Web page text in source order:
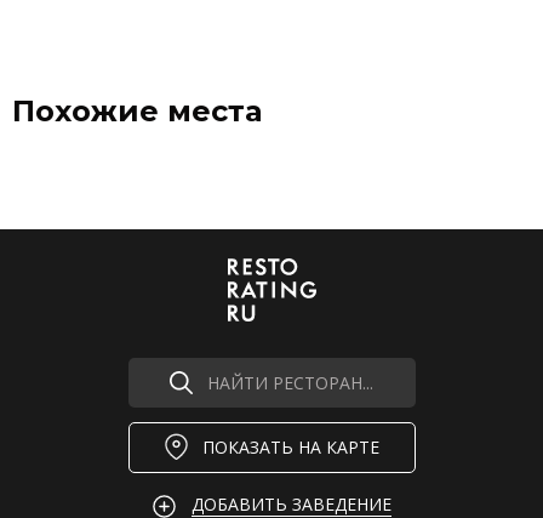
Похожие места
НАЙТИ РЕСТОРАН...
ПОКАЗАТЬ НА КАРТЕ
ДОБАВИТЬ ЗАВЕДЕНИЕ